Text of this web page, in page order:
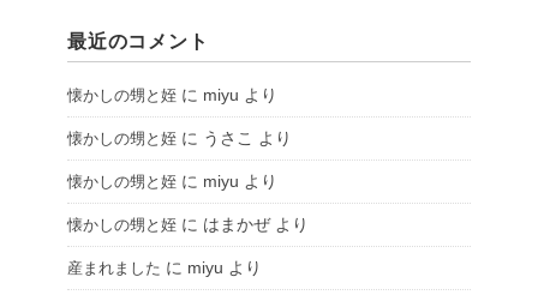
最近のコメント
懐かしの甥と姪 に miyu より
懐かしの甥と姪 に うさこ より
懐かしの甥と姪 に miyu より
懐かしの甥と姪 に はまかぜより
産まれました に miyu より